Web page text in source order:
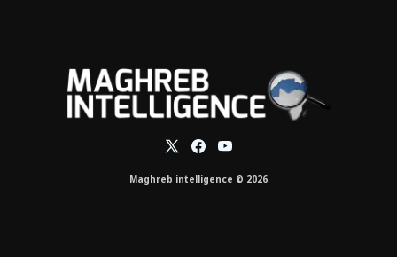
Maghreb intelligence © 2026